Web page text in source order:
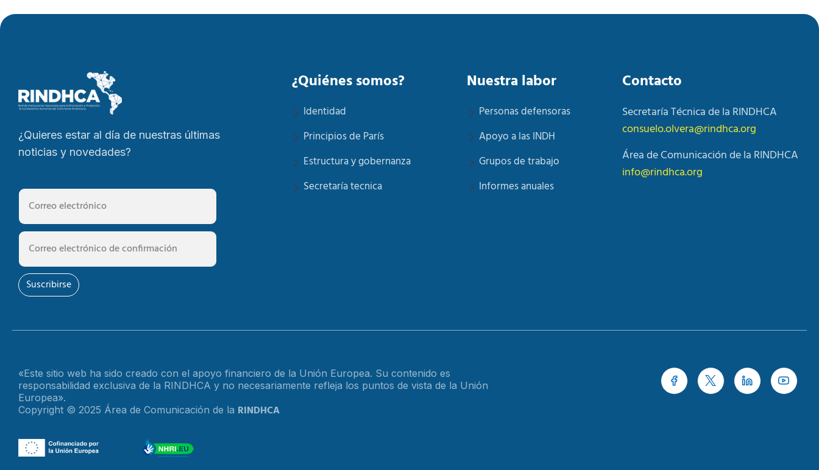
¿Quieres estar al día de nuestras últimas
noticias y novedades?
Suscribirse
¿Quiénes somos?
Identidad
Principios de París
Estructura y gobernanza
Secretaría tecnica
Nuestra labor
Personas defensoras
Apoyo a las INDH
Grupos de trabajo
Informes anuales
Contacto
Secretaría Técnica de la RINDHCA
consuelo.olvera@rindhca.org
Área de Comunicación de la RINDHCA
info@rindhca.org
«Este sitio web ha sido creado con el apoyo financiero de la Unión Europea. Su contenido es
responsabilidad exclusiva de la RINDHCA y no necesariamente refleja los puntos de vista de la Unión
Europea».
Copyright © 2025 Área de Comunicación de la RINDHCA